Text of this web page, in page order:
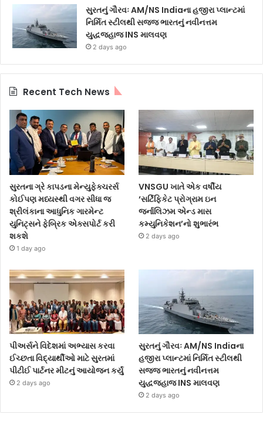
સુરતનું ગૌરવઃ AM/NS Indiaના હજીરા પ્લાન્ટમાં
નિર્મિત સ્ટીલથી સજ્જ ભારતનું નવીનત્તમ
યુદ્ધજહાજ INS માલવણ
2 days ago
Recent Tech News
સુરતના ગ્રે કાપડના મેન્યુફેક્ચરર્સ
કોઈપણ મધ્યસ્થી વગર સીધા જ
શ્રીલંકાના આધુનિક ગારમેન્ટ
યુનિટ્સને ફેબ્રિક એક્સપોર્ટ કરી
શકશે
1 day ago
VNSGU ખાતે એક વર્ષીય
‘સર્ટિફિકેટ પ્રોગ્રામ ઇન
જર્નાલિઝમ એન્ડ માસ
કમ્યુનિકેશન’નો શુભારંભ
2 days ago
પીઅર્સને વિદેશમાં અભ્યાસ કરવા
ઈચ્છતા વિદ્યાર્થીઓ માટે સુરતમાં
પીટીઈ પાર્ટનર મીટનું આયોજન કર્યું
2 days ago
સુરતનું ગૌરવઃ AM/NS Indiaના
હજીરા પ્લાન્ટમાં નિર્મિત સ્ટીલથી
સજ્જ ભારતનું નવીનત્તમ
યુદ્ધજહાજ INS માલવણ
2 days ago